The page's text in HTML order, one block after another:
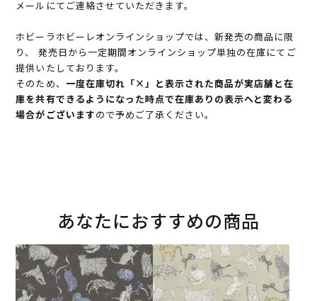
メールにてご連絡させていただきます。
ホビーラホビーレオンラインショップでは、新発売の商品に限
り、 発売日から一定期間オンラインショップ単独の在庫にてご
提供いたしております。
そのため、 一度在庫切れ「×」と表示された商品が実店舗と在
庫を共有できるようになった時点で在庫ありの表示へと変わる
場合がございますので予めご了承ください。
あなたにおすすめの商品